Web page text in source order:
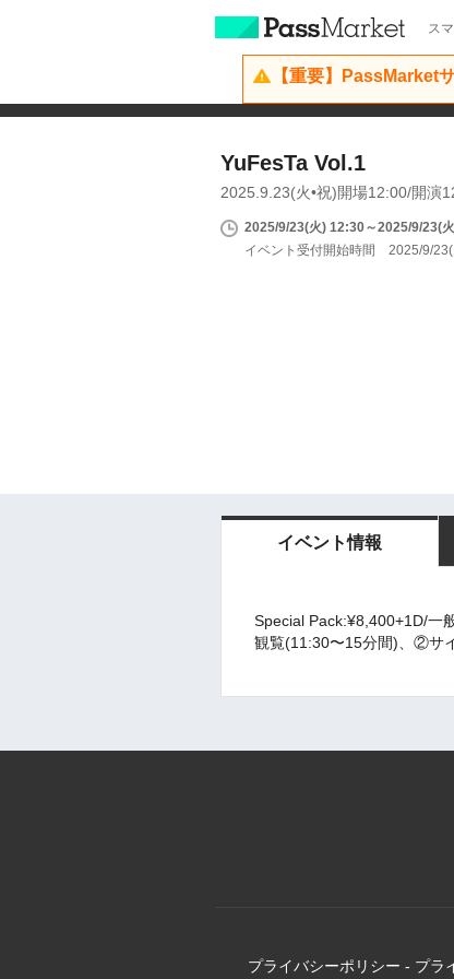
ス
【重要】PassMarket
YuFesTa Vol.1
2025.9.23(火•祝)開場12:00/開演
2025/9/23(火) 12:30～2025/9/23(
イベント受付開始時間 2025/9/23(
イベント情報
Special Pack:¥8,400+1D/
観覧(11:30〜15分間)、②サ
プライバシーポリシー - プラ